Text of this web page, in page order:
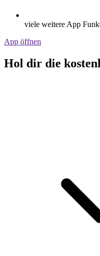
viele weitere App
App öffnen
Hol dir die